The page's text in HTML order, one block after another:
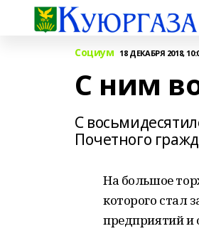
Социум 18 ДЕКАБРЯ 2018,
С ним
С
Почетного
На большое
которого стал
предприятий и